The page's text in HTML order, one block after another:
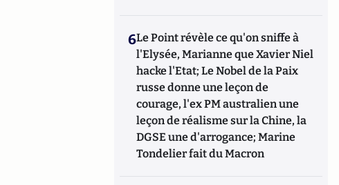
6Le Point révèle ce qu'on sniffe à
l'Elysée, Marianne que Xavier Niel
hacke l'Etat; Le Nobel de la Paix
russe donne une leçon de
courage, l'ex PM australien une
leçon de réalisme sur la Chine, la
DGSE une d'arrogance; Marine
Tondelier fait du Macron